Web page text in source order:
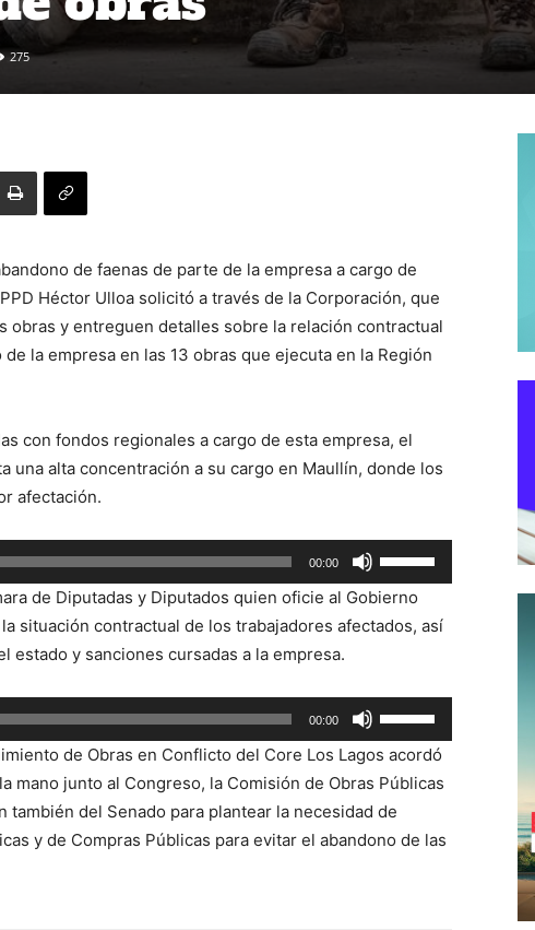
275
de faenas de parte de la empresa a cargo de
Héctor Ulloa solicitó a través de la Corporación, que
obras y entreguen detalles sobre la relación contractual
la empresa en las 13 obras que ejecuta en la Región
con fondos regionales a cargo de esta empresa, el
una alta concentración a su cargo en Maullín, donde los
afectación.
00:00
las
teclas
de
arriba/abajo
para
aumentar
o
disminuir
el
de Diputadas y Diputados quien oficie al Gobierno
situación contractual de los trabajadores afectados, así
estado y sanciones cursadas a la empresa.
00:00
las
teclas
de
flecha
arriba/abajo
de Obras en Conflicto del Core Los Lagos acordó
mano junto al Congreso, la Comisión de Obras Públicas
también del Senado para plantear la necesidad de
y de Compras Públicas para evitar el abandono de las